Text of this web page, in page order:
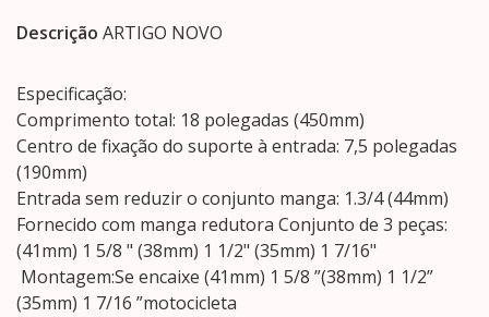
Descrição ARTIGO NOVO
Especificação:
Comprimento total: 18 polegadas (450mm)
Centro de fixação do suporte à entrada: 7,5 polegadas
(190mm)
Entrada sem reduzir o conjunto manga: 1.3/4 (44mm)
Fornecido com manga redutora Conjunto de 3 peças:
(41mm) 1 5/8 " (38mm) 1 1/2" (35mm) 1 7/16"
Montagem:Se encaixe (41mm) 1 5/8 ”(38mm) 1 1/2”
(35mm) 1 7/16 ”motocicleta